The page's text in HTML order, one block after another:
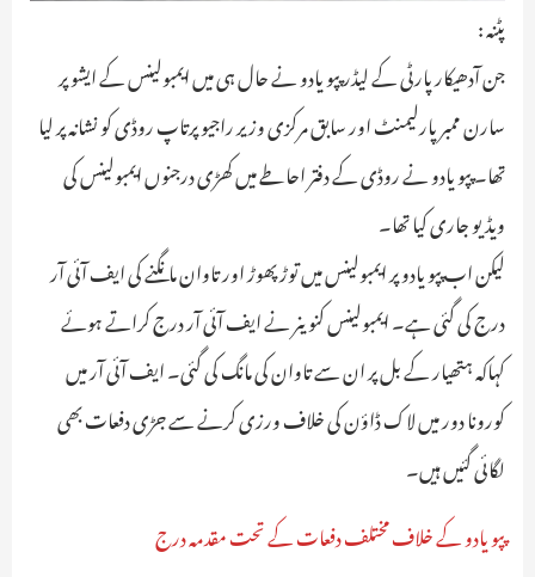
پٹنہ :
جن آدھیکار پارٹی کے لیڈر پپو یادو نے حال ہی میں ایمبولینس کے ایشو پر
سارن ممبر پارلیمنٹ اور سابق مرکزی وزیر راجیو پرتاپ روڈی کو نشانہ پر لیا
تھا۔ پپو یادو نے روڈی کے دفتر احاطے میں کھڑی درجنوں ایمبولینس کی
ویڈیو جاری کیا تھا۔
لیکن اب پپو یادو پر ایمبولینس میں توڑ پھوڑ اور تاوان مانگنے کی ایف آئی آر
درج کی گئی ہے۔ ایمبولینس کنوینر نے ایف آئی آر درج کراتے ہوئے
کہاکہ ہتھیار کے بل پر ان سے تاوان کی مانگ کی گئی۔ ایف آئی آر میں
کورونا دور میں لاک ڈاؤن کی خلاف ورزی کرنے سے جڑی دفعات بھی
لگائی گئیں ہیں۔
پپو یادو کے خلاف مختلف دفعات کے تحت مقدمہ درج